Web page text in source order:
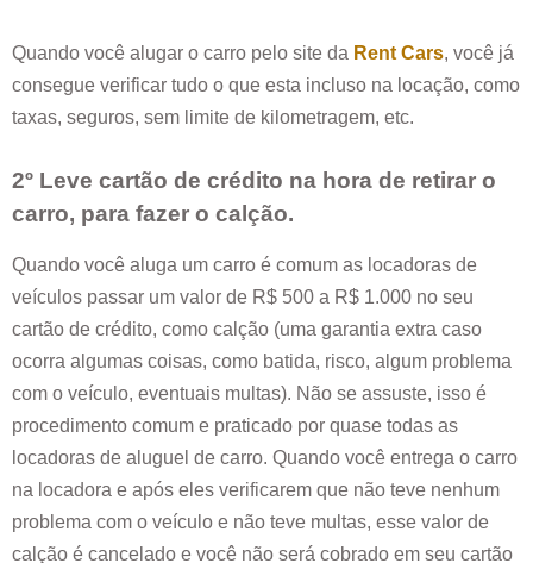
Quando você alugar o carro pelo site da Rent Cars, você já
consegue verificar tudo o que esta incluso na locação, como
taxas, seguros, sem limite de kilometragem, etc.
2º Leve cartão de crédito na hora de retirar o
carro, para fazer o calção.
Quando você aluga um carro é comum as locadoras de
veículos passar um valor de R$ 500 a R$ 1.000 no seu
cartão de crédito, como calção (uma garantia extra caso
ocorra algumas coisas, como batida, risco, algum problema
com o veículo, eventuais multas). Não se assuste, isso é
procedimento comum e praticado por quase todas as
locadoras de aluguel de carro. Quando você entrega o carro
na locadora e após eles verificarem que não teve nenhum
problema com o veículo e não teve multas, esse valor de
calção é cancelado e você não será cobrado em seu cartão